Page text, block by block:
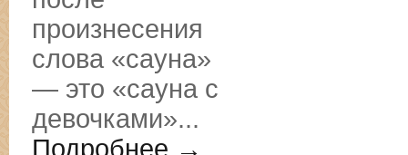
произнесения
слова «сауна»
— это «сауна с
девочками»...
Подробнее →